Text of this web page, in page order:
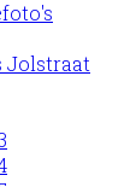
Jolstraat